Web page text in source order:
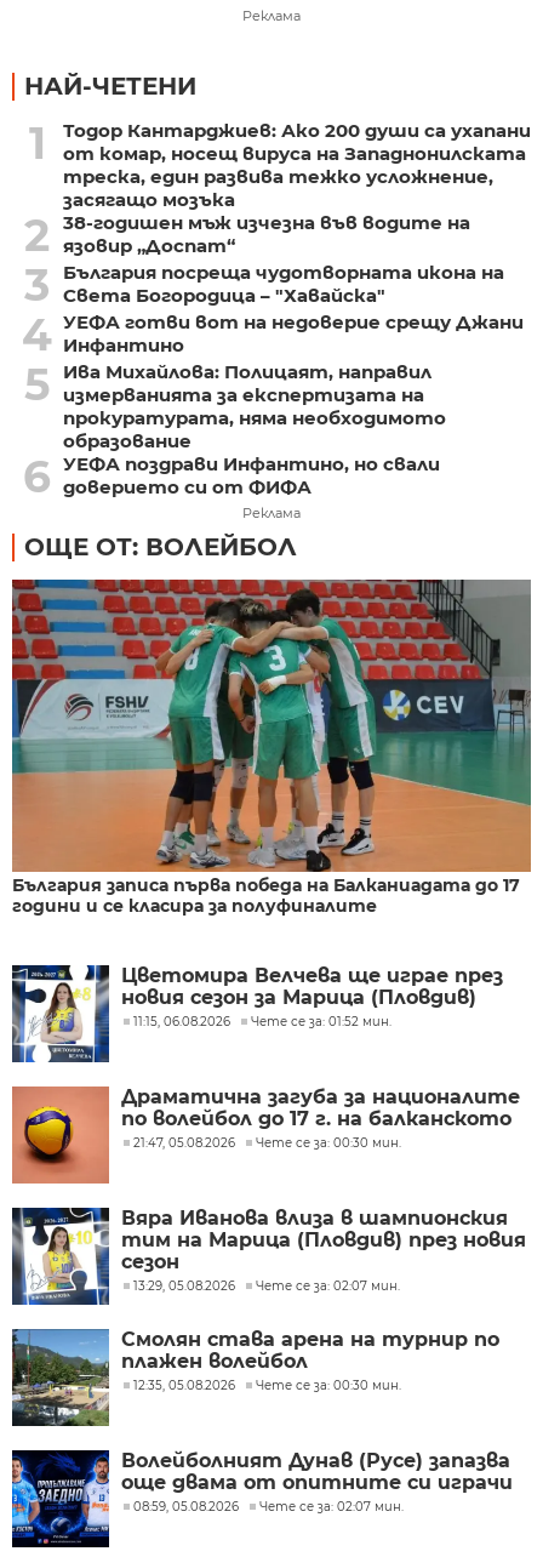
Реклама
НАЙ-ЧЕТЕНИ
1
Тодор Кантарджиев: Ако 200 души са ухапани
от комар, носещ вируса на Западнонилската
треска, един развива тежко усложнение,
засягащо мозъка
2
38-годишен мъж изчезна във водите на
язовир „Доспат“
3
България посреща чудотворната икона на
Света Богородица – "Хавайска"
4 УЕФА готви вот на недоверие срещу Джани
Инфантино
5
Ива Михайлова: Полицаят, направил
измерванията за експертизата на
прокуратурата, няма необходимото
образование
6 УЕФА поздрави Инфантино, но свали
доверието си от ФИФА
Реклама
ОЩЕ ОТ: ВОЛЕЙБОЛ
България записа първа победа на Балканиадата до 17
години и се класира за полуфиналите
Цветомира Велчева ще играе през
новия сезон за Марица (Пловдив)
11:15, 06.08.2026 Чете се за: 01:52 мин.
Драматична загуба за националите
по волейбол до 17 г. на балканското
21:47, 05.08.2026 Чете се за: 00:30 мин.
Вяра Иванова влиза в шампионския
тим на Марица (Пловдив) през новия
сезон
13:29, 05.08.2026 Чете се за: 02:07 мин.
Смолян става арена на турнир по
плажен волейбол
12:35, 05.08.2026 Чете се за: 00:30 мин.
Волейболният Дунав (Русе) запазва
още двама от опитните си играчи
08:59, 05.08.2026 Чете се за: 02:07 мин.